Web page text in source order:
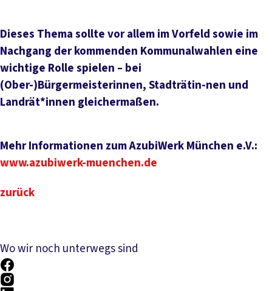
Dieses Thema sollte vor allem im Vorfeld sowie im
Nachgang der kommenden Kommunalwahlen eine
wichtige Rolle spielen – bei
(Ober-)Bürgermeisterinnen, Stadträtin-nen und
Landrät*innen gleichermaßen.
Mehr Informationen zum AzubiWerk München e.V.:
www.azubiwerk-muenchen.de
zurück
Wo wir noch unterwegs sind